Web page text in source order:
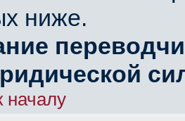
ниже.
началу